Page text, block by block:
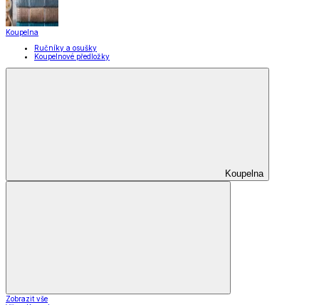
Koupelna
Ručníky a osušky
Koupelnové předložky
Koupelna
Zobrazit vše